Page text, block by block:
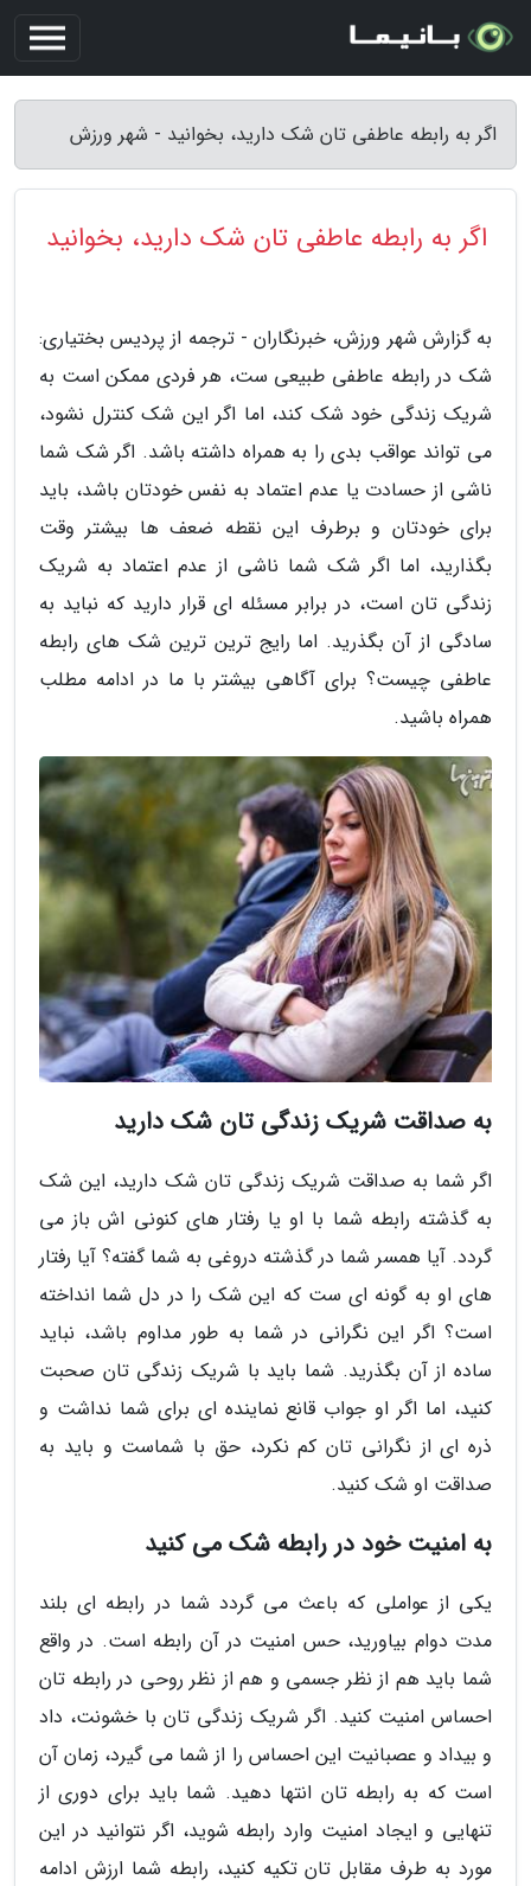
اگر به رابطه عاطفی تان شک دارید، بخوانید - شهر ورزش
اگر به رابطه عاطفی تان شک دارید، بخوانید
به گزارش شهر ورزش، خبرنگاران - ترجمه از پردیس بختیاری:
شک در رابطه عاطفی طبیعی ست، هر فردی ممکن است به
شریک زندگی خود شک کند، اما اگر این شک کنترل نشود،
می تواند عواقب بدی را به همراه داشته باشد. اگر شک شما
ناشی از حسادت یا عدم اعتماد به نفس خودتان باشد، باید
برای خودتان و برطرف این نقطه ضعف ها بیشتر وقت
بگذارید، اما اگر شک شما ناشی از عدم اعتماد به شریک
زندگی تان است، در برابر مسئله ای قرار دارید که نباید به
سادگی از آن بگذرید. اما رایج ترین ترین شک های رابطه
عاطفی چیست؟ برای آگاهی بیشتر با ما در ادامه مطلب
همراه باشید.
به صداقت شریک زندگی تان شک دارید
اگر شما به صداقت شریک زندگی تان شک دارید، این شک
به گذشته رابطه شما با او یا رفتار های کنونی اش باز می
گردد. آیا همسر شما در گذشته دروغی به شما گفته؟ آیا رفتار
های او به گونه ای ست که این شک را در دل شما انداخته
است؟ اگر این نگرانی در شما به طور مداوم باشد، نباید
ساده از آن بگذرید. شما باید با شریک زندگی تان صحبت
کنید، اما اگر او جواب قانع نماینده ای برای شما نداشت و
ذره ای از نگرانی تان کم نکرد، حق با شماست و باید به
صداقت او شک کنید.
به امنیت خود در رابطه شک می کنید
یکی از عواملی که باعث می گردد شما در رابطه ای بلند
مدت دوام بیاورید، حس امنیت در آن رابطه است. در واقع
شما باید هم از نظر جسمی و هم از نظر روحی در رابطه تان
احساس امنیت کنید. اگر شریک زندگی تان با خشونت، داد
و بیداد و عصبانیت این احساس را از شما می گیرد، زمان آن
است که به رابطه تان انتها دهید. شما باید برای دوری از
تنهایی و ایجاد امنیت وارد رابطه شوید، اگر نتوانید در این
مورد به طرف مقابل تان تکیه کنید، رابطه شما ارزش ادامه